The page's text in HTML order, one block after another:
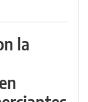
la